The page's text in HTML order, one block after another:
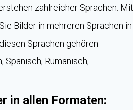
zahlreicher Sprachen. Mit
Bilder in mehreren Sprachen in
Sprachen gehören
Spanisch, Rumänisch,
in allen Formaten: